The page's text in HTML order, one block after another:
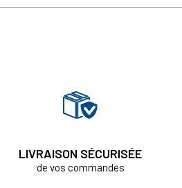
LIVRAISON SÉCURISÉE
de vos commandes